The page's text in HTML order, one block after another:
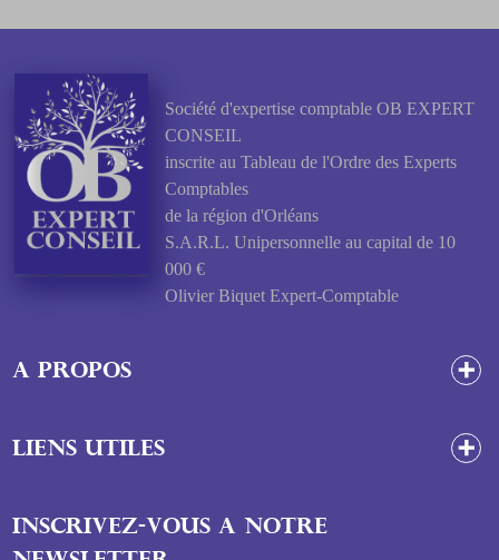
Société d'expertise comptable OB EXPERT
CONSEIL
inscrite au Tableau de l'Ordre des Experts
Comptables
de la région d'Orléans
S.A.R.L. Unipersonnelle au capital de 10
000 €
Olivier Biquet Expert-Comptable
A propos
Liens utiles
INSCRIVEZ-VOUS A NOTRE